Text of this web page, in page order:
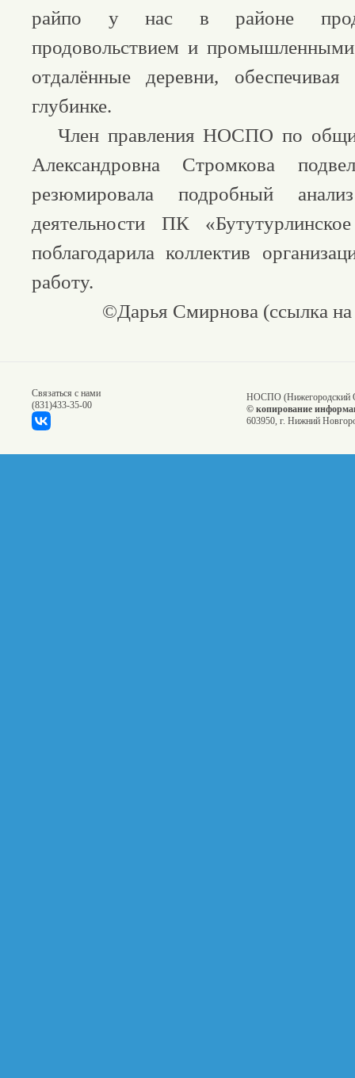
райпо у нас в районе
продовольствием и
отдалённые деревни,
глубинке.
Член правления НОСПО по
Александровна Стромкова
резюмировала подробный
деятельности ПК
поблагодарила коллектив
работу.
©Дарья Смирнова (ссылка на
Связаться с нами
(831)433-35-00
НОСПО (Нижегородский
© копирование
603950, г. Нижний